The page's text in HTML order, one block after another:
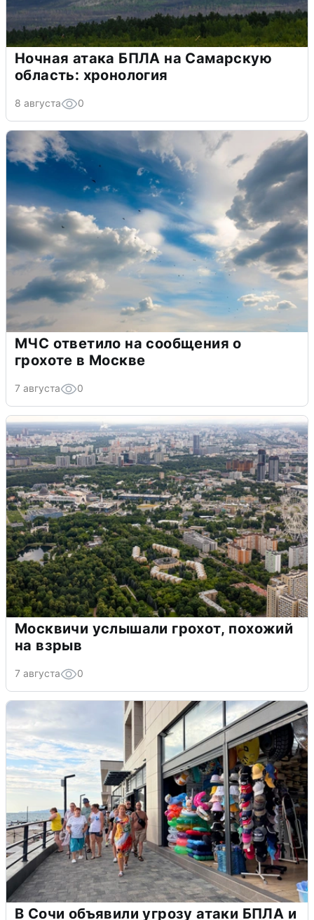
Ночная атака БПЛА на Самарскую
область: хронология
8 августа 0
МЧС ответило на сообщения о
грохоте в Москве
7 августа 0
Москвичи услышали грохот, похожий
на взрыв
7 августа 0
В Сочи объявили угрозу атаки БПЛА и